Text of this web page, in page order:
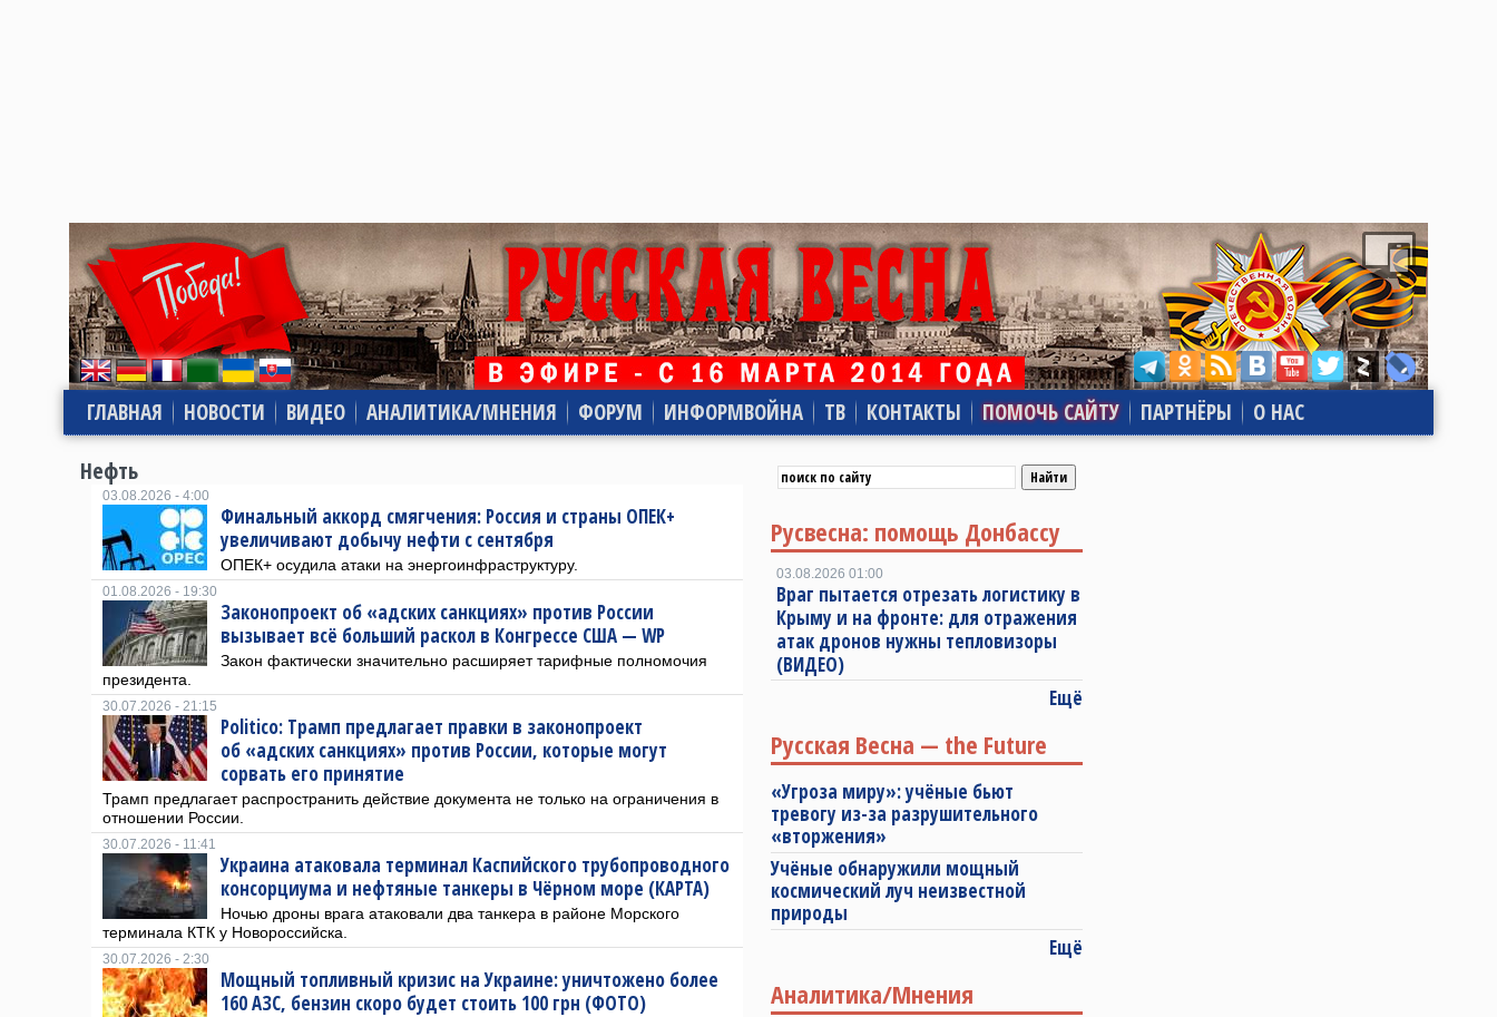
ГЛАВНАЯ НОВОСТИ ВИДЕО АНАЛИТИКА/МНЕНИЯ ФОРУМ ИНФОРМВОЙНА ТВ КОНТАКТЫ ПОМОЧЬ САЙТУ ПАРТНЁРЫ О НАС
Нефть
03.08.2026 - 4:00
Финальный аккорд смягчения: Россия и страны ОПЕК+
увеличивают добычу нефти с сентября
ОПЕК+ осудила атаки на энергоинфраструктуру.
01.08.2026 - 19:30
Законопроект об «адских санкциях» против России
вызывает всё больший раскол в Конгрессе США — WP
Закон фактически значительно расширяет тарифные полномочия
президента.
30.07.2026 - 21:15
Politico: Трамп предлагает правки в законопроект
об «адских санкциях» против России, которые могут
сорвать его принятие
Трамп предлагает распространить действие документа не только на ограничения в
отношении России.
30.07.2026 - 11:41
Украина атаковала терминал Каспийского трубопроводного
консорциума и нефтяные танкеры в Чёрном море (КАРТА)
Ночью дроны врага атаковали два танкера в районе Морского
терминала КТК у Новороссийска.
30.07.2026 - 2:30
Мощный топливный кризис на Украине: уничтожено более
160 АЗС, бензин скоро будет стоить 100 грн (ФОТО)
Русвесна: помощь Донбассу
03.08.2026 01:00
Враг пытается отрезать логистику в
Крыму и на фронте: для отражения
атак дронов нужны тепловизоры
(ВИДЕО)
Ещё
Русская Весна — the Future
«Угроза миру»: учёные бьют
тревогу из-за разрушительного
«вторжения»
Учёные обнаружили мощный
космический луч неизвестной
природы
Ещё
Аналитика/Мнения